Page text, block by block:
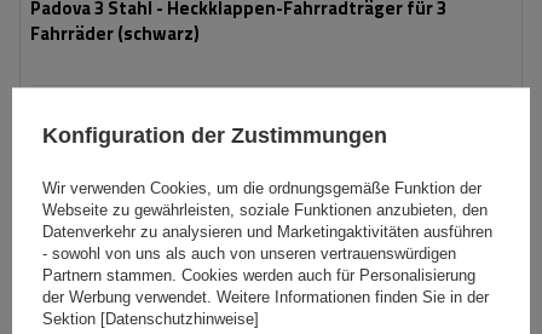
Padova 3 Stahl - Heckklappen-Fahrradträger für 3
Fahrräder (schwarz)
139,99 € inkl. MwSt
Niedrigster Preis in 30 Tagen vor Rabatt:166,99 €-16%
Große Menge verfügbar
Wir versenden schon am 7. August
In den
Warenkorb
SONDERANGEBOT
Konfiguration der Zustimmungen
Wir verwenden Cookies, um die ordnungsgemäße Funktion der
Webseite zu gewährleisten, soziale Funktionen anzubieten, den
Datenverkehr zu analysieren und Marketingaktivitäten ausführen
- sowohl von uns als auch von unseren vertrauenswürdigen
Partnern stammen. Cookies werden auch für Personalisierung
der Werbung verwendet. Weitere Informationen finden Sie in der
Sektion [Datenschutzhinweise]